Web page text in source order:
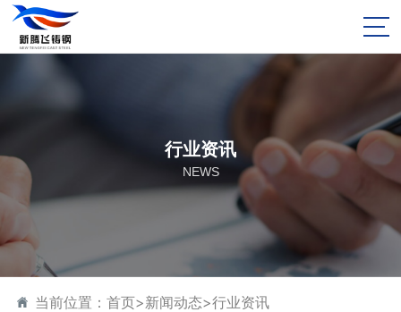
行业资讯
NEWS
当前位置： 首页>新闻动态>行业资讯